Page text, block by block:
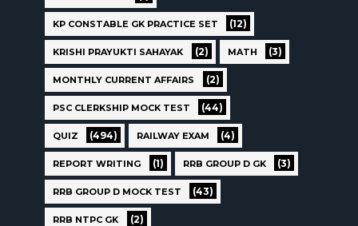
KP CONSTABLE GK PRACTICE SET (12)
KRISHI PRAYUKTI SAHAYAK (2) MATH (3)
MONTHLY CURRENT AFFAIRS (2)
PSC CLERKSHIP MOCK TEST (44)
QUIZ (494) RAILWAY EXAM (4)
REPORT WRITING (1) RRB GROUP D GK (3)
RRB GROUP D MOCK TEST (43)
RRB NTPC GK (2)